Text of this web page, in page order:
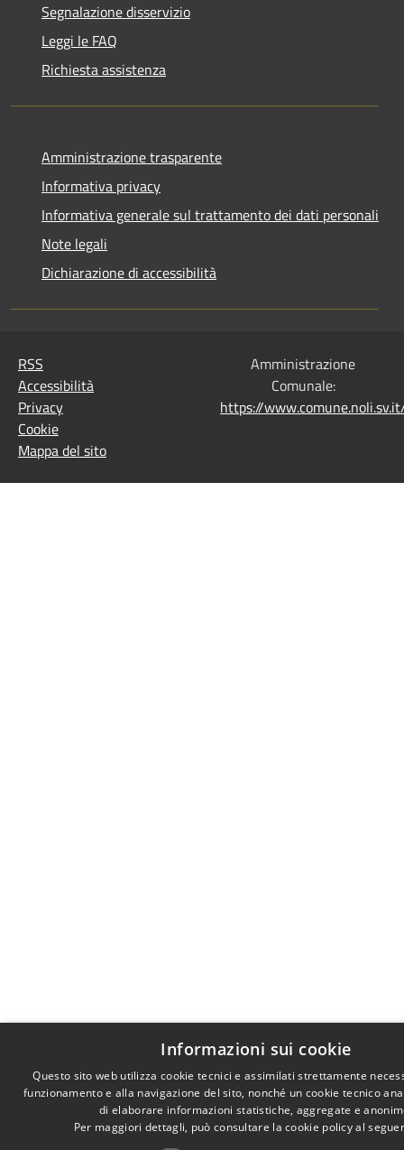
Segnalazione disservizio
Leggi le FAQ
Richiesta assistenza
Amministrazione trasparente
Informativa privacy
Informativa generale sul trattamento dei dati personali
Note legali
Dichiarazione di accessibilità
RSS
Accessibilità
Privacy
Cookie
Mappa del sito
Amministrazione
Comunale:
https://
Informazioni sui cookie
Questo sito web utilizza cookie tecnici e assimilati strettamente
funzionamento e alla navigazione del sito, nonché un cookie tecnico
di elaborare informazioni statistiche, aggregate e
Per maggiori dettagli, può consultare la cookie policy al